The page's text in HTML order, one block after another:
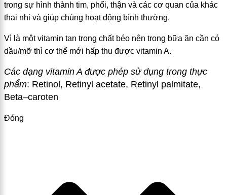
trong sự hình thành tim, phổi, thận và các cơ quan của khác
thai nhi và giúp chúng hoạt động bình thường.
Vì là một vitamin tan trong chất béo nên trong bữa ăn cần có
dầu/mỡ thì cơ thể mới hấp thu được vitamin A.
Các dạng vitamin A được phép sử dụng trong thực
phẩm: Retinol, Retinyl acetate, Retinyl palmitate,
Beta–caroten
Đóng